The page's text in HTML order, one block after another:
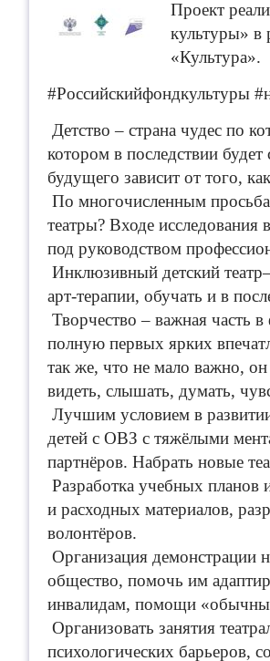
Проект
культуры» в
«Культура».
#Российскийфондкультуры
Детство – страна чудес по к
котором в последствии
будущего зависит от того,
По многочисленным
театры? Входе исследования
под руководством
Инклюзивный детский
арт-терапии, обучать и в
Творчество – важная часть
полную первых ярких
так же, что не мало важно,
видеть, слышать, думать,
Лучшим условием в р
детей с ОВЗ с тяжёлыми
партнёров. Набрать новые
Разработка учебных планов
и расходных материалов,
волонтёров.
Организация демонстрации
общество, помочь им
инвалидам, помощи
Организовать занятия
психологических барьеров,